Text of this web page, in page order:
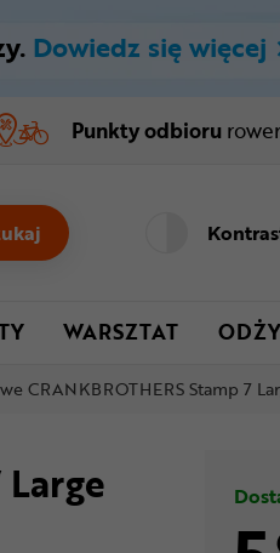
Dowiedz się więcej
Punkty odbioru
WARSZTAT
CRANKBROTHERS Stamp 7